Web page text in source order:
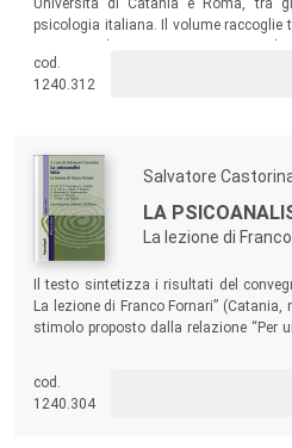
Università di Catania e Roma, tra
psicologia italiana. Il volume raccoglie
sociali e del ciclo di vita,
comunità…
cod.
1240.312
Salvatore
LA
La lezione di
Il testo sintetizza i risultati del
La lezione di Franco Fornari”
stimolo proposto dalla relazione “Per
Franco Fornari al XVIII Congresso
Corrao, sull’apporto fornariano alla
psicologia e alla psicoanalisi sociale,
cod.
1240.304